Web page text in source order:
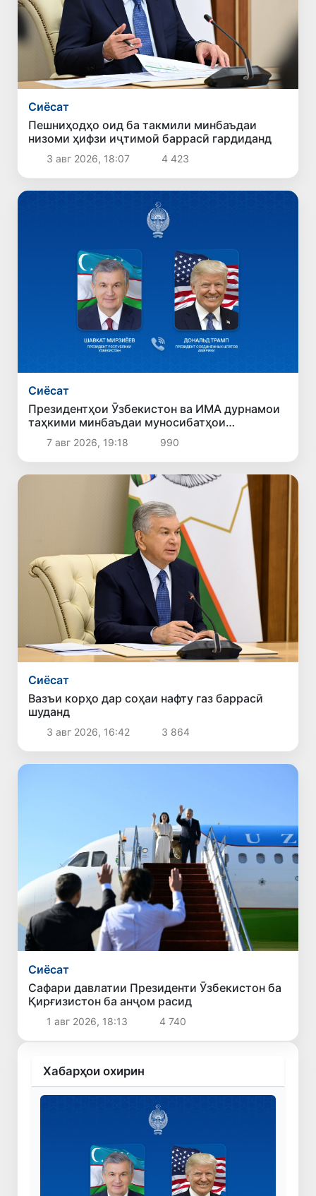
Сиёсат
Пешниҳодҳо оид ба такмили минбаъдаи
низоми ҳифзи иҷтимоӣ баррасӣ гардиданд
3 авг 2026, 18:07 4 423
Сиёсат
Президентҳои Ӯзбекистон ва ИМА дурнамои
таҳкими минбаъдаи муносибатҳои
дуҷонибаро баррасӣ карданд
7 авг 2026, 19:18 990
Сиёсат
Вазъи корҳо дар соҳаи нафту газ баррасӣ
шуданд
3 авг 2026, 16:42 3 864
Сиёсат
Сафари давлатии Президенти Ӯзбекистон ба
Қирғизистон ба анҷом расид
1 авг 2026, 18:13 4 740
Хабарҳои охирин